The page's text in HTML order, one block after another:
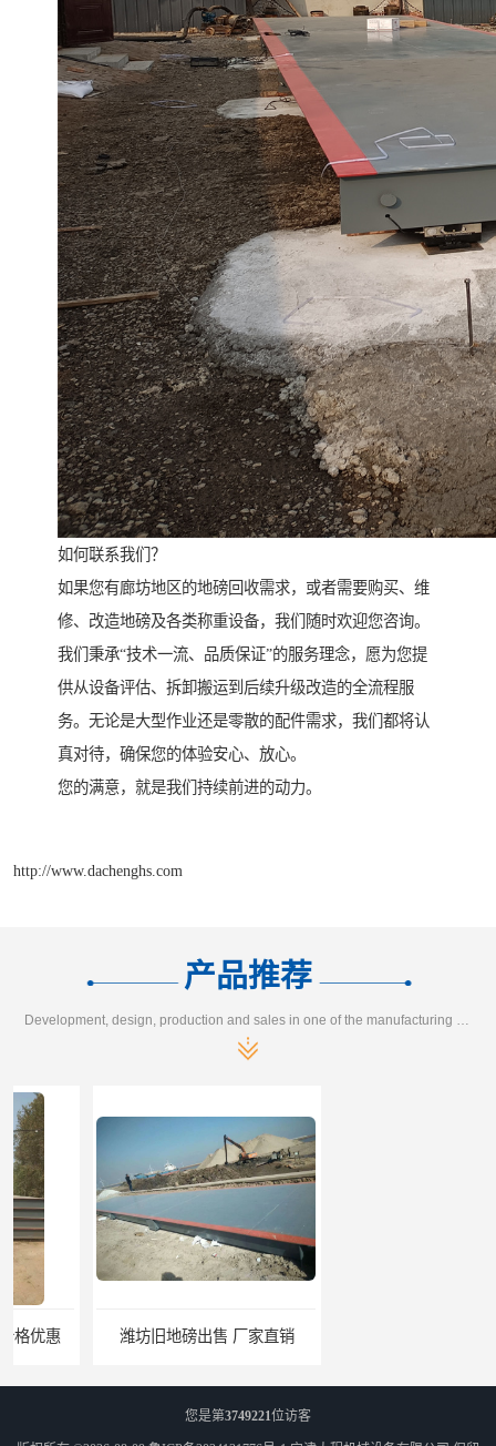
如何联系我们？
如果您有廊坊地区的地磅回收需求，或者需要购买、维
修、改造地磅及各类称重设备，我们随时欢迎您咨询。
我们秉承“技术一流、品质保证”的服务理念，愿为您提
供从设备评估、拆卸搬运到后续升级改造的全流程服
务。无论是大型作业还是零散的配件需求，我们都将认
真对待，确保您的体验安心、放心。
您的满意，就是我们持续前进的动力。
http://www.dachenghs.com
产品推荐
潍坊旧地磅出售 厂家直销
您是第3749221位访客